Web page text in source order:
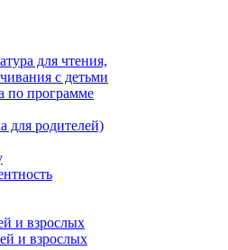
для чтения,
с детьми
по программе
для родителей)
и взрослых
и взрослых